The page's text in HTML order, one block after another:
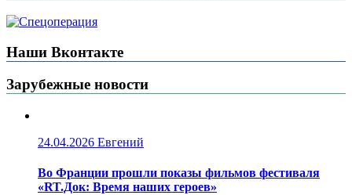
Наши Вконтакте
Зарубежные новости
24.04.2026 Евгений
Во Франции прошли показы фильмов фестиваля
«RT.Док: Время наших героев»